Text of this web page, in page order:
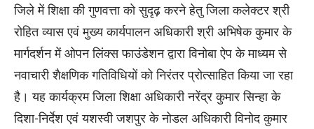
जिले में शिक्षा की गुणवत्ता को सुदृढ़ करने हेतु जिला कलेक्टर श्री
रोहित व्यास एवं मुख्य कार्यपालन अधिकारी श्री अभिषेक कुमार के
मार्गदर्शन में ओपन लिंक्स फाउंडेशन द्वारा विनोबा ऐप के माध्यम से
नवाचारी शैक्षणिक गतिविधियों को निरंतर प्रोत्साहित किया जा रहा
है। यह कार्यक्रम जिला शिक्षा अधिकारी नरेंद्र कुमार सिन्हा के
दिशा-निर्देश एवं यशस्वी जशपुर के नोडल अधिकारी विनोद कुमार